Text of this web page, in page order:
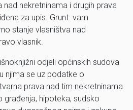
nekretninama i drugih prava
za upis. Grunt vam
stanje vlasništva nad
vlasnik.
odjeli općinskih sudova
njima se uz podatke o
prava nad tim nekretninama
građenja, hipoteka, sudsko